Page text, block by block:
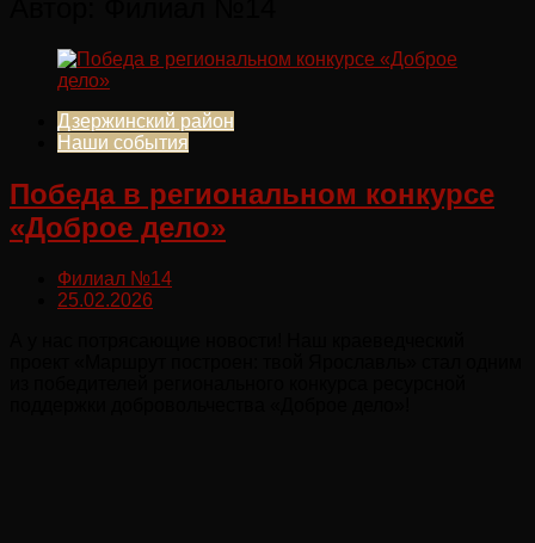
Дзержинский район
Наши события
Победа в региональном конкурсе
«Доброе дело»
Филиал №14
25.02.2026